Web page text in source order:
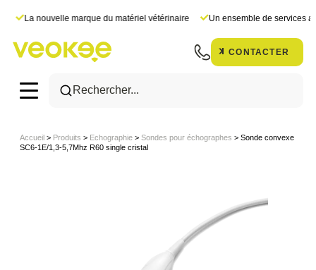
La nouvelle marque du matériel vétérinaire Un ensemble de services
CONTACTER
Accueil > Produits > Echographie > Sondes pour échographes > Sonde convexe
SC6-1E/1,3-5,7Mhz R60 single cristal